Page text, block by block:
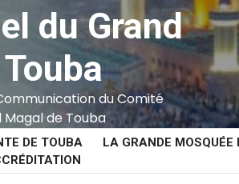
du Grand
du Comité
Magal de Touba
DE TOUBA LA GRANDE MOSQUÉE